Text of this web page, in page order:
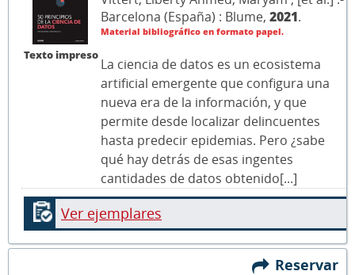
Texto impreso
Barcelona (España) : Blume, 2021.
Material bibliográfico en formato papel.
La ciencia de datos es un ecosistema
artificial emergente que configura una
nueva era de la información, y que
permite desde localizar delincuentes
hasta predecir epidemias. Pero ¿sabe
qué hay detrás de esas ingentes
cantidades de datos obtenido[...]
Ver ejemplares
Reservar